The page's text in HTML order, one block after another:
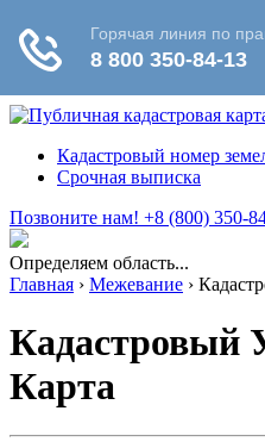
Кадастровый номер
Срочная выписка
Позвоните нам! +8 (800) 350-
Определяем область...
Главная › Межевание ›
Кадастровый
Карта